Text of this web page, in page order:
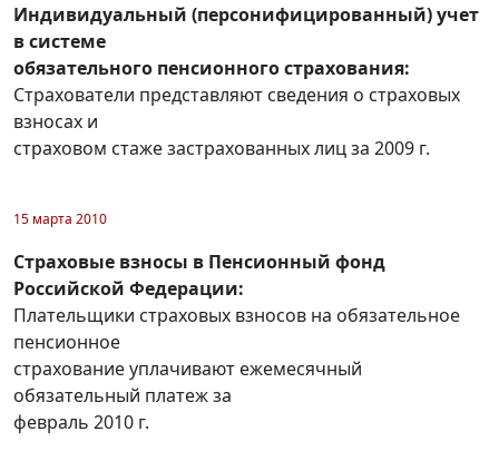
Индивидуальный (персонифицированный) учет
в системе
обязательного пенсионного страхования:
Страхователи представляют сведения о страховых
взносах и
страховом стаже застрахованных лиц за 2009 г.
15 марта 2010
Страховые взносы в Пенсионный фонд
Российской Федерации:
Плательщики страховых взносов на обязательное
пенсионное
страхование уплачивают ежемесячный
обязательный платеж за
февраль 2010 г.